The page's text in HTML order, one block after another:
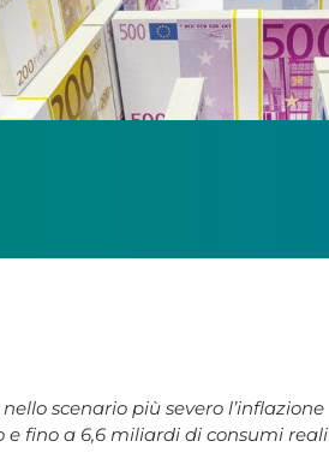
scenario più severo l’inflazione
e fino a 6,6 miliardi di consumi reali